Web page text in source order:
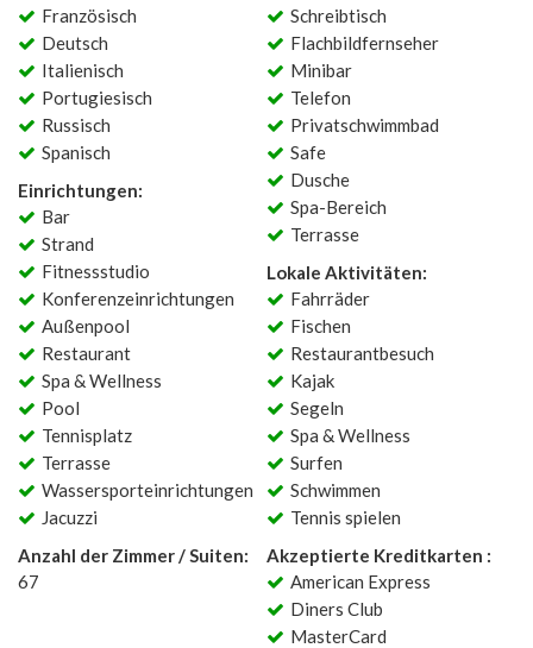
Französisch
Deutsch
Italienisch
Portugiesisch
Russisch
Spanisch
Einrichtungen:
Bar
Strand
Fitnessstudio
Konferenzeinrichtungen
Außenpool
Restaurant
Spa & Wellness
Pool
Tennisplatz
Terrasse
Wassersporteinrichtungen
Jacuzzi
Anzahl der Zimmer / Suiten:
67
Schreibtisch
Flachbildfernseher
Minibar
Telefon
Privatschwimmbad
Safe
Dusche
Spa-Bereich
Terrasse
Lokale Aktivitäten:
Fahrräder
Fischen
Restaurantbesuch
Kajak
Segeln
Spa & Wellness
Surfen
Schwimmen
Tennis spielen
Akzeptierte Kreditkarten :
American Express
Diners Club
MasterCard